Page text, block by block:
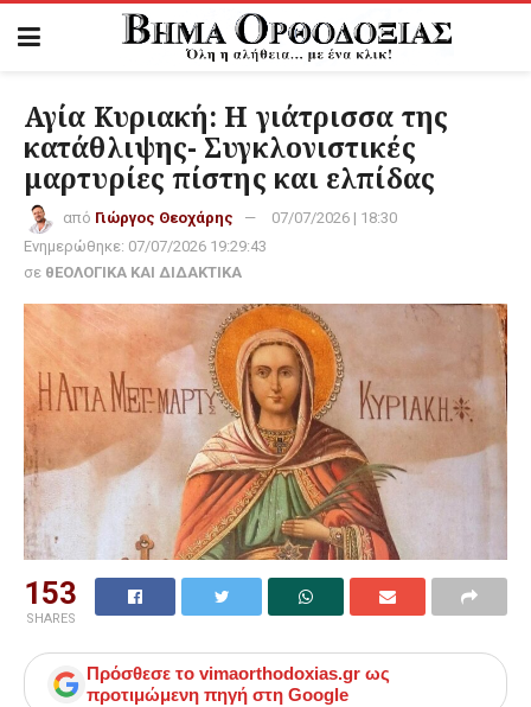
Αγία Κυριακή: Η γιάτρισσα της
κατάθλιψης- Συγκλονιστικές
μαρτυρίες πίστης και ελπίδας
από Γιώργος Θεοχάρης
07/07/2026 | 18:30
Ενημερώθηκε: 07/07/2026 19:29:43
σε θΕΟΛΟΓΙΚΑ ΚΑΙ ΔΙΔΑΚΤΙΚΑ
153
SHARES
Πρόσθεσε το vimaorthodoxias.gr ως
προτιμώμενη πηγή στη Google